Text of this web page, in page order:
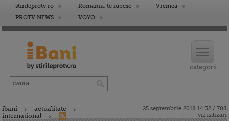
stirileprotv.ro Romania, te iubesc
Vremea
PROTV NEWS
VOYO
ibani
actualitate
international
25 septembrie 2018 14:32 / 708
vizualizari